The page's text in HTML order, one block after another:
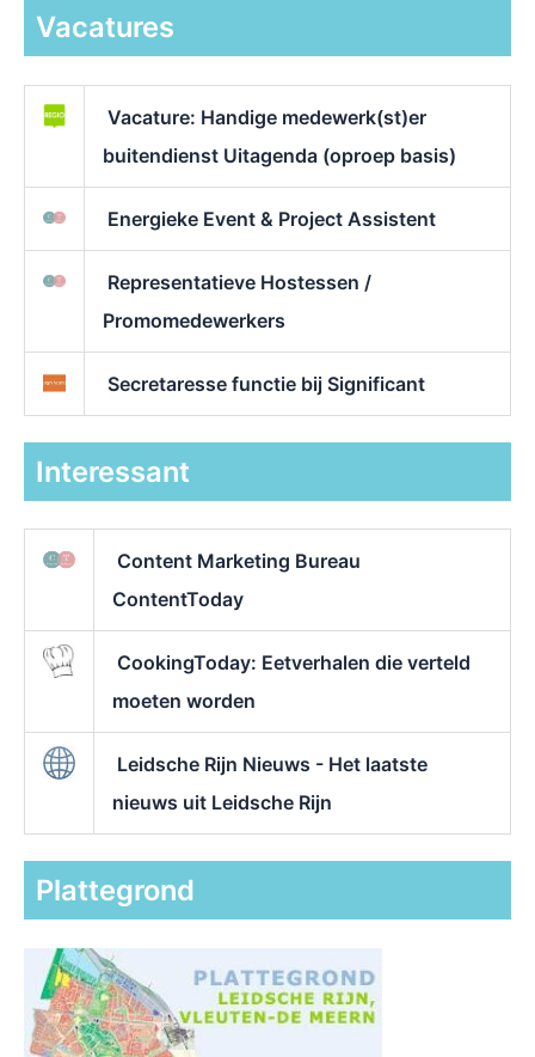
Vacatures
Vacature: Handige medewerk(st)er
buitendienst Uitagenda (oproep basis)
Energieke Event & Project Assistent
Representatieve Hostessen /
Promomedewerkers
Secretaresse functie bij Significant
Interessant
Content Marketing Bureau
ContentToday
CookingToday: Eetverhalen die verteld
moeten worden
Leidsche Rijn Nieuws - Het laatste
nieuws uit Leidsche Rijn
Plattegrond